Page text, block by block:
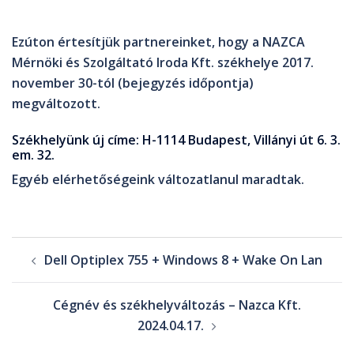
Ezúton értesítjük partnereinket, hogy a NAZCA
Mérnöki és Szolgáltató Iroda Kft. székhelye 2017.
november 30-tól (bejegyzés időpontja)
megváltozott.
Székhelyünk új címe: H-1114 Budapest, Villányi út 6. 3.
em. 32.
Egyéb elérhetőségeink változatlanul maradtak.
Dell Optiplex 755 + Windows 8 + Wake On Lan
Cégnév és székhelyváltozás – Nazca Kft.
2024.04.17.